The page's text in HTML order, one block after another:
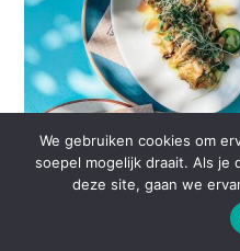
We gebruiken cookies om
soepel mogelijk draait. Als je
deze site, gaan we